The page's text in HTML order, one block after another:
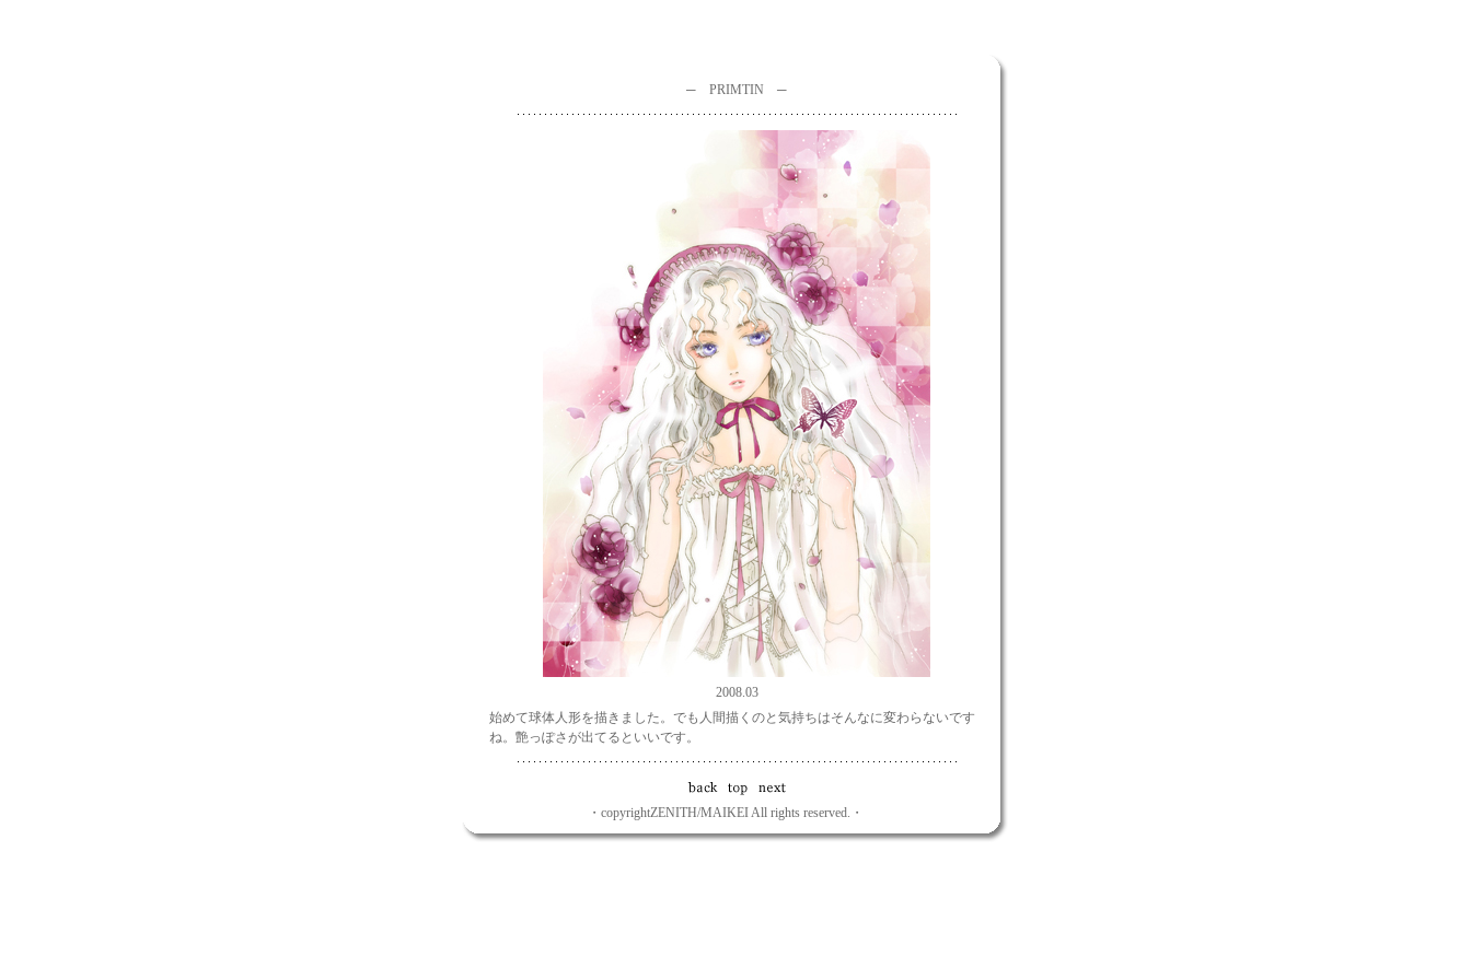
─ PRIMTIN ─
2008.03
始めて球体人形を描きました。でも人間描くのと気持ちはそんなに変わらないです
ね。艶っぽさが出てるといいです。
・copyrightZENITH/MAIKEI All rights reserved.・